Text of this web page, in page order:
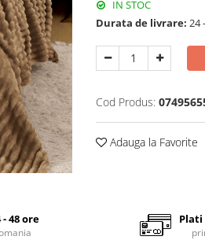
IN STOC
Durata de livrare: 24
Cod Produs:
Adauga la Favorite
48 ore Plati